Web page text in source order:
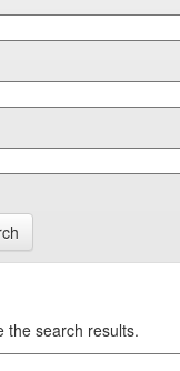
the search results.